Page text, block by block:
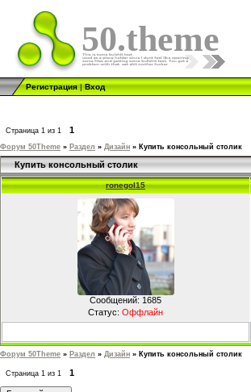
50.theme
Регистрация|Вход
Страница 1 из 1 1
Форум 50Theme » Раздел » Дизайн » Купить консольный столик
Купить консольный столик
ronegol15
Сообщений: 1685
Статус: Оффлайн
Форум 50Theme » Раздел » Дизайн » Купить консольный столик
Страница 1 из 1
1